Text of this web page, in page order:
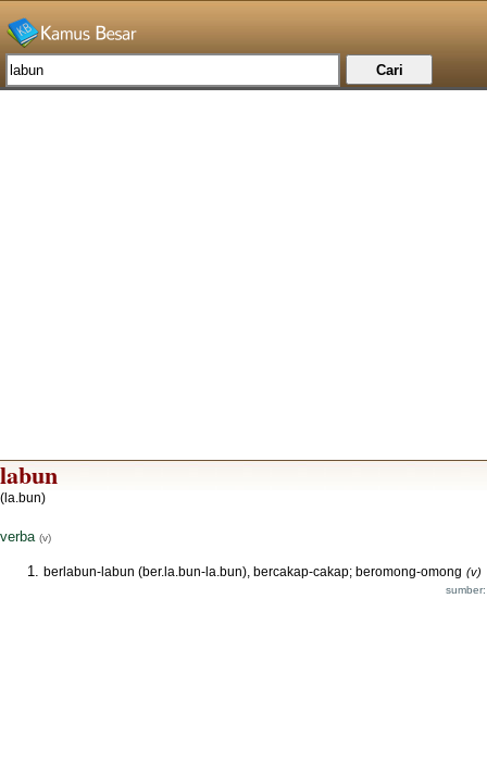
labun
(la.bun)
verba (v)
berlabun-labun (ber.la.bun-la.bun), bercakap-cakap; beromong-omong (v)